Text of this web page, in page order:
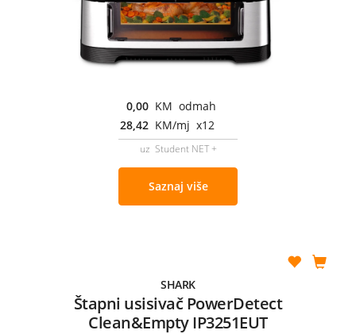
0,00 KM odmah
28,42 KM/mj x12
uz Student NET +
Saznaj više
SHARK
Štapni usisivač PowerDetect
Clean&Empty IP3251EUT